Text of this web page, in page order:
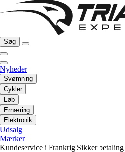
Søg
Nyheder
Svømning
Cykler
Løb
Ernæring
Elektronik
Udsalg
Mærker
Kundeservice i Frankrig Sikker betaling